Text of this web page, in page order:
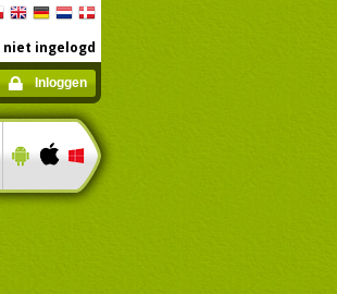
niet ingelogd
Inloggen